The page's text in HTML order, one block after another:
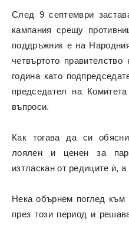
След 9 септември
кампания срещу
поддръжник е на
четвъртото
година като
председател на
въпроси.
Как тогава да си
лоялен и ценен за
изтласкан от редиците ѝ,
Нека обърнем поглед към
през този период и